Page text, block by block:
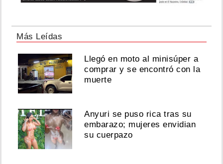
Más Leídas
Llegó en moto al minisúper a
comprar y se encontró con la
muerte
Anyuri se puso rica tras su
embarazo; mujeres envidian
su cuerpazo